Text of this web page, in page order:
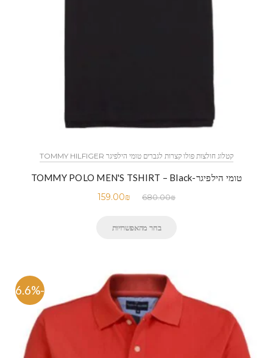
קטלוג חולצות פולו קצרות לגברים טומי הילפיגר TOMMY HILFIGER
טומי הילפיגר-TOMMY POLO MEN'S TSHIRT – Black
680.00₪
159.00₪
בחר מהאפשרויות
-76.6%